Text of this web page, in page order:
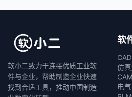
软小二致力于连接优质工业软
件与企业，帮助制造企业快速
找到合适工具，推动中国制造
软
仿
电